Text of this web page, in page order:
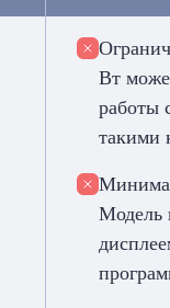
Вт
работы
такими
Модель